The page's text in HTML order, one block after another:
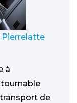
Pierrelatte
à
de